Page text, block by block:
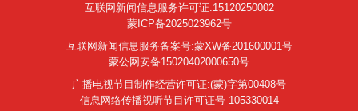
互联网新闻信息服务许可证:15120250002
蒙ICP备2025023962号
互联网新闻信息服务备案号:蒙XW备201600001号
蒙公网安备15020402000650号
广播电视节目制作经营许可证:(蒙)字第00408号
信息网络传播视听节目许可证号 105330014